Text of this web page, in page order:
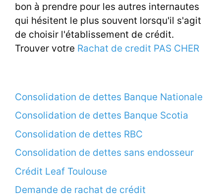
bon à prendre pour les autres internautes
qui hésitent le plus souvent lorsqu'il s'agit
de choisir l'établissement de crédit.
Trouver votre Rachat de credit PAS CHER
Consolidation de dettes Banque Nationale
Consolidation de dettes Banque Scotia
Consolidation de dettes RBC
Consolidation de dettes sans endosseur
Crédit Leaf Toulouse
Demande de rachat de crédit